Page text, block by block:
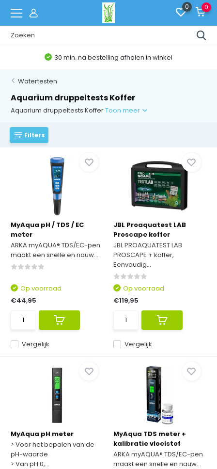
0 0
30 min. na bestelling afhalen in winkel
Watertesten
Aquarium druppeltests Koffer
Aquarium druppeltests KofferToon meer
Filters
MyAqua pH / TDS / EC
meter
ARKA myAQUA® TDS/EC-pen
maakt een snelle en nauw...
Vergelijk
Op voorraad
€44,95
JBL Proaquatest LAB
Proscape koffer
JBL PROAQUATEST LAB
PROSCAPE + koffer,
Eenvoudig...
Vergelijk
Op voorraad
€119,95
MyAqua pH meter
> Voor het bepalen van de
pH-waarde
> Van pH 0,...
MyAqua TDS meter +
kalibratie vloeistof
ARKA myAQUA® TDS/EC-pen
maakt een snelle en nauw...